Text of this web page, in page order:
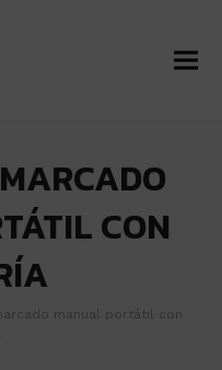
CON
manual portátil con